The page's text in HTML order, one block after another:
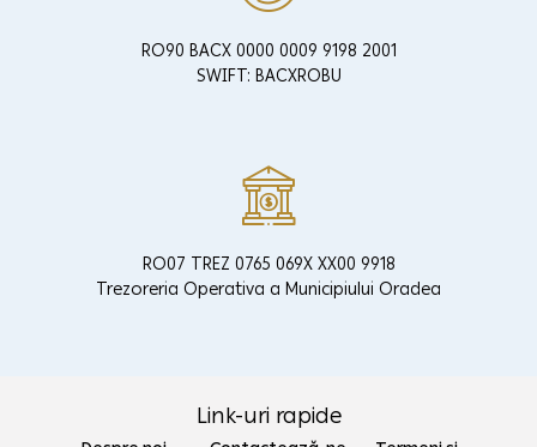
RO90 BACX 0000 0009 9198 2001
SWIFT: BACXROBU
RO07 TREZ 0765 069X XX00 9918
Trezoreria Operativa a Municipiului Oradea
Link-uri rapide